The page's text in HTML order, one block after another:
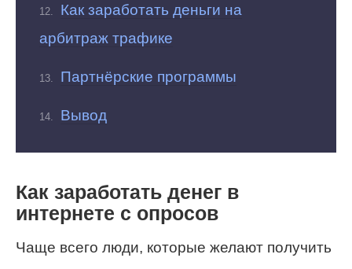
Как заработать деньги на
арбитраж трафике
Партнёрские программы
Вывод
Как заработать денег в
интернете с опросов
Чаще всего люди, которые желают получить